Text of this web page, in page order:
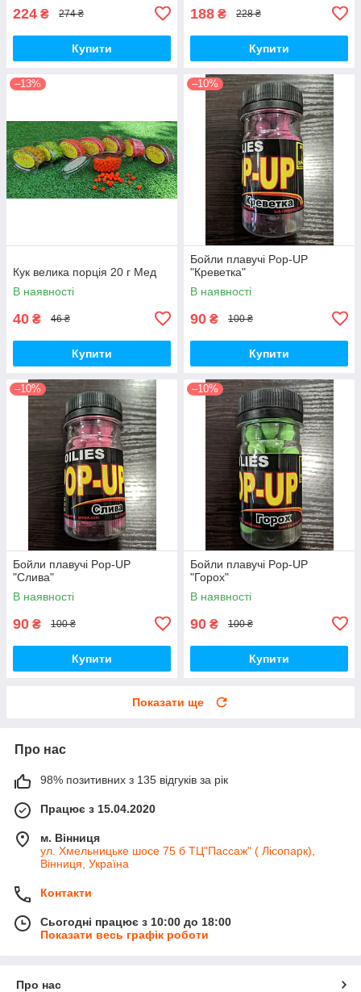
224 ₴ 274 ₴
Купити
188 ₴ 228 ₴
Купити
–13%
Кук велика порція 20 г Мед
В наявності
40 ₴ 46 ₴
Купити
–10%
Бойли плавучі Pop-UP
"Креветка"
В наявності
90 ₴ 100 ₴
Купити
–10%
Бойли плавучі Pop-UP
"Слива"
В наявності
90 ₴ 100 ₴
Купити
–10%
Бойли плавучі Pop-UP
"Горох"
В наявності
90 ₴ 100 ₴
Купити
Показати ще
Про нас
98% позитивних з 135 відгуків за рік
Працює з 15.04.2020
м. Вінниця
ул. Хмельницьке шосе 75 б ТЦ"Пассаж" ( Лісопарк),
Вінниця, Україна
Контакти
Сьогодні працює з 10:00 до 18:00
Показати весь графік роботи
Про нас